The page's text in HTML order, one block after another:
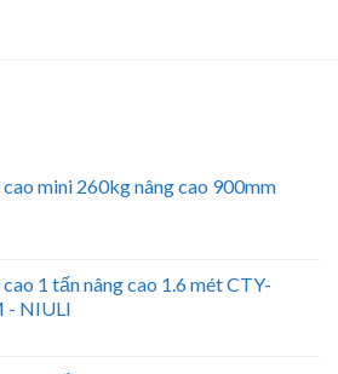
cao mini 260kg nâng cao 900mm
1 tấn nâng cao 1.6 mét CTY-
- NIULI